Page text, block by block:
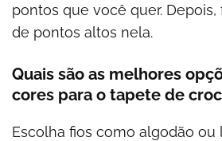
pontos que você quer. Depois,
de pontos altos nela.
Quais são as melhores
cores para o tapete de
Escolha fios como algodão ou